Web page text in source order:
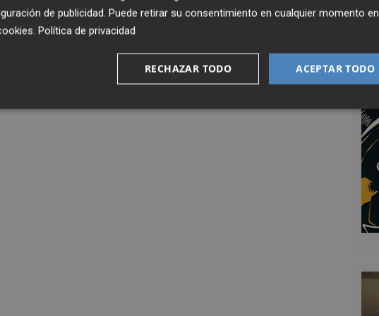
de publicidad. Puede retirar su consentimiento en cualquier momento en
. Política de privacidad
ACEPTAR TODO
RECHAZAR TODO